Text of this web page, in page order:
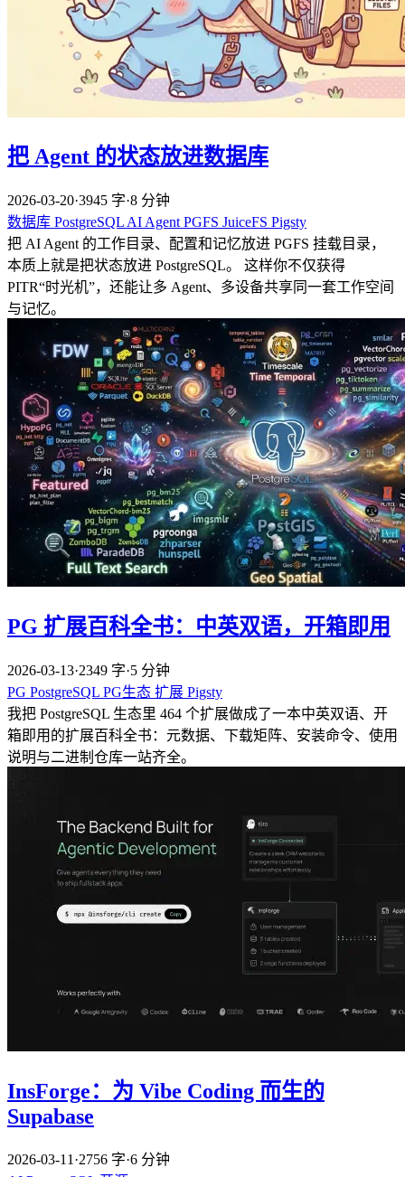
把 Agent 的状态放进数据库
2026-03-20·3945 字·8 分钟
数据库 PostgreSQL AI Agent PGFS JuiceFS Pigsty
把 AI Agent 的工作目录、配置和记忆放进 PGFS 挂载目录，
本质上就是把状态放进 PostgreSQL。 这样你不仅获得
PITR“时光机”，还能让多 Agent、多设备共享同一套工作空间
与记忆。
PG 扩展百科全书：中英双语，开箱即用
2026-03-13·2349 字·5 分钟
PG PostgreSQL PG生态 扩展 Pigsty
我把 PostgreSQL 生态里 464 个扩展做成了一本中英双语、开
箱即用的扩展百科全书：元数据、下载矩阵、安装命令、使用
说明与二进制仓库一站齐全。
InsForge：为 Vibe Coding 而生的
Supabase
2026-03-11 ·2756 字·6 分钟